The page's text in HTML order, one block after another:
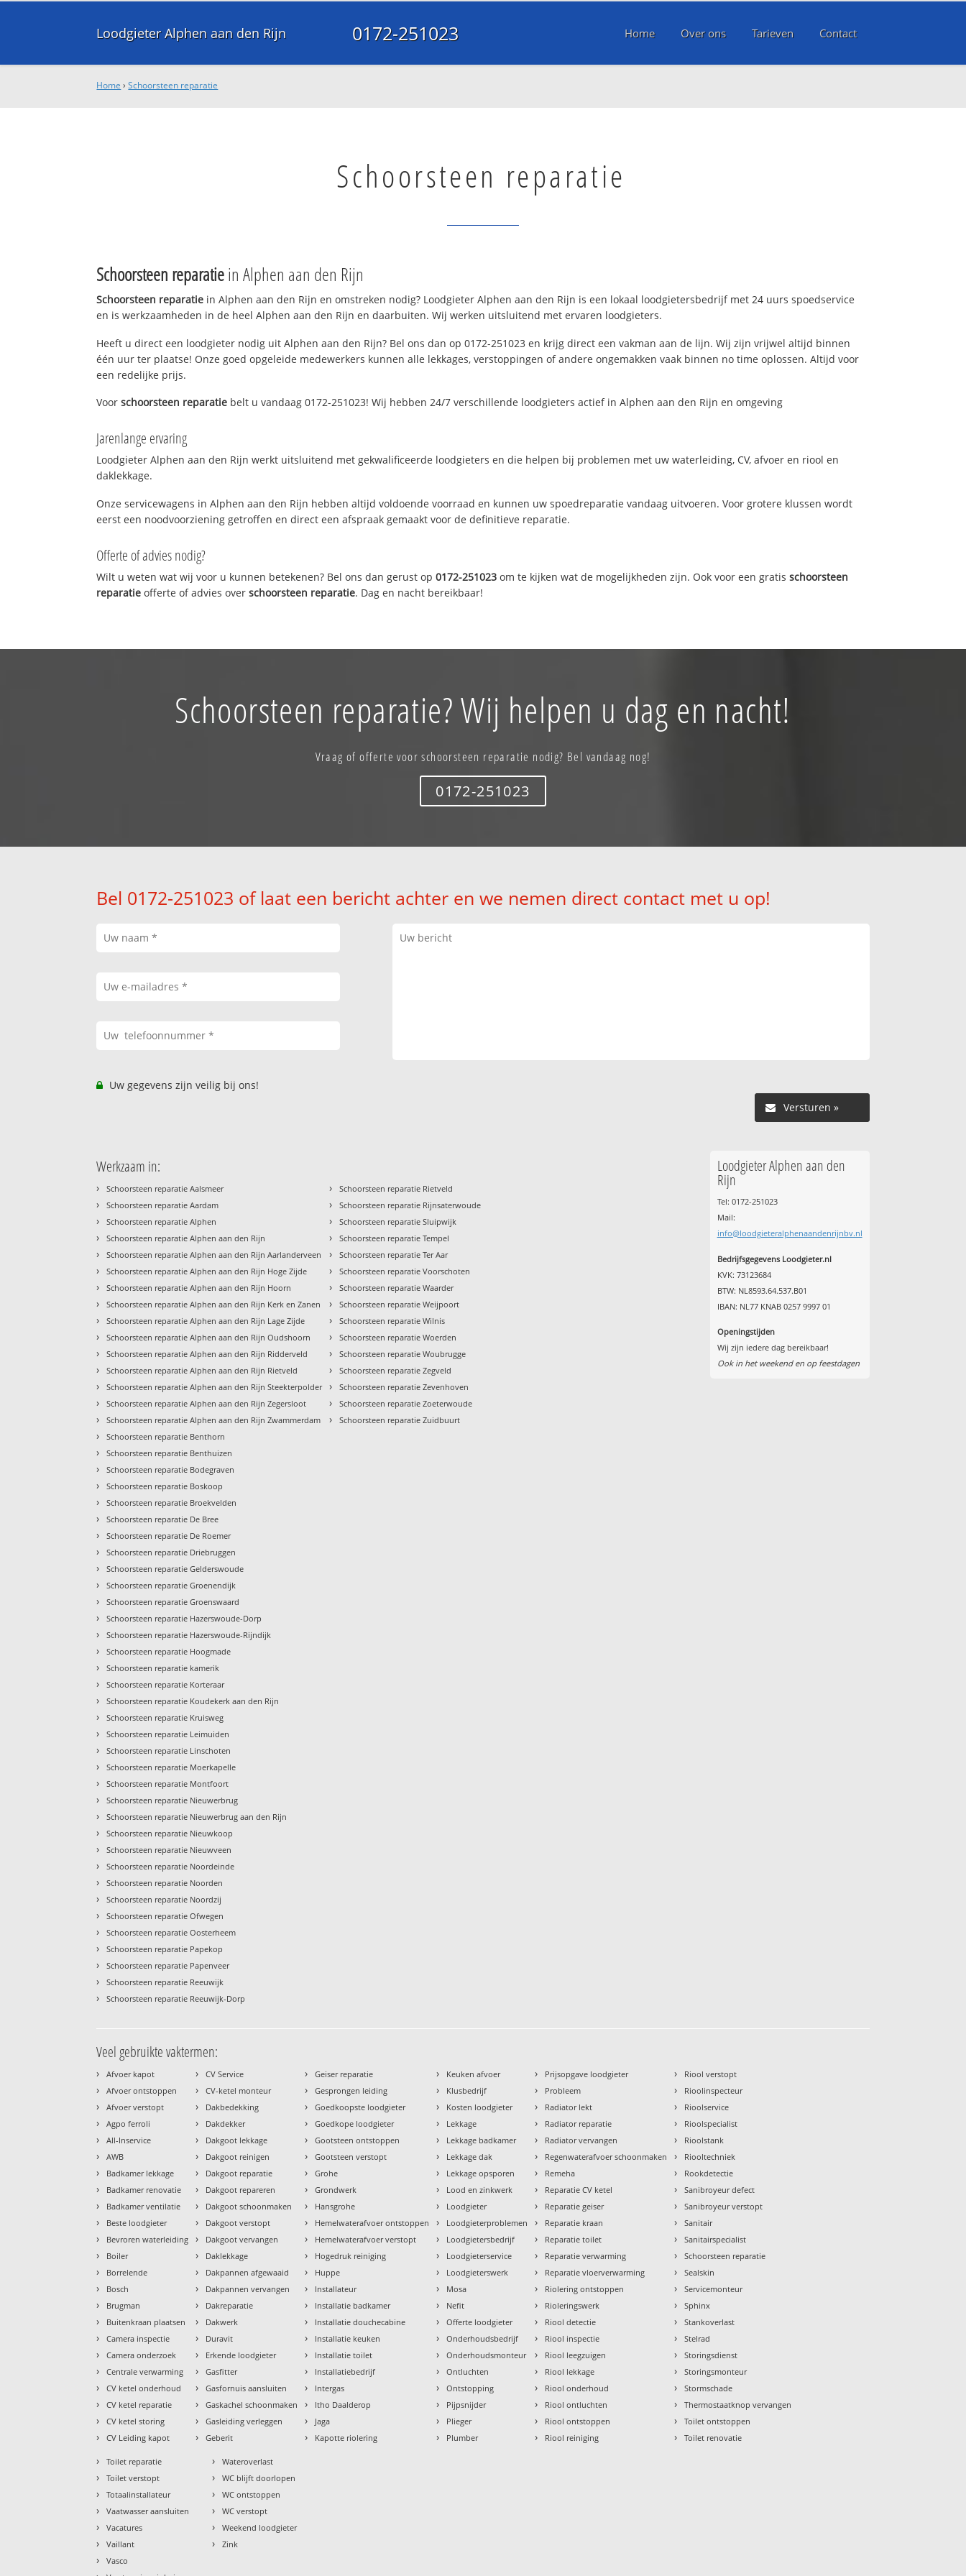
Loodgieter Alphen aan den Rijn 0172-251023 Home Over ons Tarieven Contact
Home ›Schoorsteen reparatie
Schoorsteen reparatie
Schoorsteen reparatiein Alphen aan den Rijn
Schoorsteen reparatie in Alphen aan den Rijn en omstreken nodig? Loodgieter Alphen aan den Rijn is een lokaal loodgietersbedrijf met 24 uurs spoedservice
en is werkzaamheden in de heel Alphen aan den Rijn en daarbuiten. Wij werken uitsluitend met ervaren loodgieters.
Heeft u direct een loodgieter nodig uit Alphen aan den Rijn? Bel ons dan op 0172-251023 en krijg direct een vakman aan de lijn. Wij zijn vrijwel altijd binnen
één uur ter plaatse! Onze goed opgeleide medewerkers kunnen alle lekkages, verstoppingen of andere ongemakken vaak binnen no time oplossen. Altijd voor
een redelijke prijs.
Voorschoorsteen reparatie belt u vandaag 0172-251023! Wij hebben 24/7 verschillende loodgieters actief in Alphen aan den Rijn en omgeving
Jarenlange ervaring
Loodgieter Alphen aan den Rijn werkt uitsluitend met gekwalificeerde loodgieters en die helpen bij problemen met uw waterleiding, CV, afvoer en riool en
daklekkage.
Onze servicewagens in Alphen aan den Rijn hebben altijd voldoende voorraad en kunnen uw spoedreparatie vandaag uitvoeren. Voor grotere klussen wordt
eerst een noodvoorziening getroffen en direct een afspraak gemaakt voor de definitieve reparatie.
Offerte of advies nodig?
Wilt u weten wat wij voor u kunnen betekenen? Bel ons dan gerust op0172-251023 om te kijken wat de mogelijkheden zijn. Ook voor een gratisschoorsteen
reparatie offerte of advies overschoorsteen reparatie. Dag en nacht bereikbaar!
Schoorsteen reparatie? Wij helpen u dag en nacht!
Vraag of offerte voor schoorsteen reparatie nodig? Bel vandaag nog!
0172-251023
Bel 0172-251023 of laat een bericht achter en we nemen direct contact met u op!
Uw gegevens zijn veilig bij ons!
Versturen »
Werkzaam in:
› Schoorsteen reparatie Aalsmeer
› Schoorsteen reparatie Aardam
› Schoorsteen reparatie Alphen
› Schoorsteen reparatie Alphen aan den Rijn
› Schoorsteen reparatie Alphen aan den Rijn Aarlanderveen
› Schoorsteen reparatie Alphen aan den Rijn Hoge Zijde
› Schoorsteen reparatie Alphen aan den Rijn Hoorn
› Schoorsteen reparatie Alphen aan den Rijn Kerk en Zanen
› Schoorsteen reparatie Alphen aan den Rijn Lage Zijde
› Schoorsteen reparatie Alphen aan den Rijn Oudshoorn
› Schoorsteen reparatie Alphen aan den Rijn Ridderveld
› Schoorsteen reparatie Alphen aan den Rijn Rietveld
› Schoorsteen reparatie Alphen aan den Rijn Steekterpolder
› Schoorsteen reparatie Alphen aan den Rijn Zegersloot
› Schoorsteen reparatie Alphen aan den Rijn Zwammerdam
› Schoorsteen reparatie Benthorn
› Schoorsteen reparatie Benthuizen
› Schoorsteen reparatie Bodegraven
› Schoorsteen reparatie Boskoop
› Schoorsteen reparatie Broekvelden
› Schoorsteen reparatie De Bree
› Schoorsteen reparatie De Roemer
› Schoorsteen reparatie Driebruggen
› Schoorsteen reparatie Gelderswoude
› Schoorsteen reparatie Groenendijk
› Schoorsteen reparatie Groenswaard
› Schoorsteen reparatie Hazerswoude-Dorp
› Schoorsteen reparatie Hazerswoude-Rijndijk
› Schoorsteen reparatie Hoogmade
› Schoorsteen reparatie kamerik
› Schoorsteen reparatie Korteraar
› Schoorsteen reparatie Koudekerk aan den Rijn
› Schoorsteen reparatie Kruisweg
› Schoorsteen reparatie Leimuiden
› Schoorsteen reparatie Linschoten
› Schoorsteen reparatie Moerkapelle
› Schoorsteen reparatie Montfoort
› Schoorsteen reparatie Nieuwerbrug
› Schoorsteen reparatie Nieuwerbrug aan den Rijn
› Schoorsteen reparatie Nieuwkoop
› Schoorsteen reparatie Nieuwveen
› Schoorsteen reparatie Noordeinde
› Schoorsteen reparatie Noorden
› Schoorsteen reparatie Noordzij
› Schoorsteen reparatie Ofwegen
› Schoorsteen reparatie Oosterheem
› Schoorsteen reparatie Papekop
› Schoorsteen reparatie Papenveer
› Schoorsteen reparatie Reeuwijk
› Schoorsteen reparatie Reeuwijk-Dorp
› Schoorsteen reparatie Rietveld
› Schoorsteen reparatie Rijnsaterwoude
› Schoorsteen reparatie Sluipwijk
› Schoorsteen reparatie Tempel
› Schoorsteen reparatie Ter Aar
› Schoorsteen reparatie Voorschoten
› Schoorsteen reparatie Waarder
› Schoorsteen reparatie Weijpoort
› Schoorsteen reparatie Wilnis
› Schoorsteen reparatie Woerden
› Schoorsteen reparatie Woubrugge
› Schoorsteen reparatie Zegveld
› Schoorsteen reparatie Zevenhoven
› Schoorsteen reparatie Zoeterwoude
› Schoorsteen reparatie Zuidbuurt
Loodgieter Alphen aan den
Rijn
Tel: 0172-251023
Mail:
info@loodgieteralphenaandenrijnbv.nl
Bedrijfsgegevens Loodgieter.nl
KVK: 73123684
BTW: NL8593.64.537.B01
IBAN: NL77 KNAB 0257 9997 01
Openingstijden
Wij zijn iedere dag bereikbaar!
Ook in het weekend en op feestdagen
Veel gebruikte vaktermen:
› Afvoer kapot
› Afvoer ontstoppen
› Afvoer verstopt
› Agpo ferroli
› All-Inservice
› AWB
› Badkamer lekkage
› Badkamer renovatie
› Badkamer ventilatie
› Beste loodgieter
› Bevroren waterleiding
› Boiler
› Borrelende
› Bosch
› Brugman
› Buitenkraan plaatsen
› Camera inspectie
› Camera onderzoek
› Centrale verwarming
› CV ketel onderhoud
› CV ketel reparatie
› CV ketel storing
› CV Leiding kapot
› CV Service
› CV-ketel monteur
› Dakbedekking
› Dakdekker
› Dakgoot lekkage
› Dakgoot reinigen
› Dakgoot reparatie
› Dakgoot repareren
› Dakgoot schoonmaken
› Dakgoot verstopt
› Dakgoot vervangen
› Daklekkage
› Dakpannen afgewaaid
› Dakpannen vervangen
› Dakreparatie
› Dakwerk
› Duravit
› Erkende loodgieter
› Gasfitter
› Gasfornuis aansluiten
› Gaskachel schoonmaken
› Gasleiding verleggen
› Geberit
› Geiser reparatie
› Gesprongen leiding
› Goedkoopste loodgieter
› Goedkope loodgieter
› Gootsteen ontstoppen
› Gootsteen verstopt
› Grohe
› Grondwerk
› Hansgrohe
› Hemelwaterafvoer ontstoppen
› Hemelwaterafvoer verstopt
› Hogedruk reiniging
› Huppe
› Installateur
› Installatie badkamer
› Installatie douchecabine
› Installatie keuken
› Installatie toilet
› Installatiebedrijf
› Intergas
› Itho Daalderop
› Jaga
› Kapotte riolering
› Keuken afvoer
› Klusbedrijf
› Kosten loodgieter
› Lekkage
› Lekkage badkamer
› Lekkage dak
› Lekkage opsporen
› Lood en zinkwerk
› Loodgieter
› Loodgieterproblemen
› Loodgietersbedrijf
› Loodgieterservice
› Loodgieterswerk
› Mosa
› Nefit
› Offerte loodgieter
› Onderhoudsbedrijf
› Onderhoudsmonteur
› Ontluchten
› Ontstopping
› Pijpsnijder
› Plieger
› Plumber
› Prijsopgave loodgieter
› Probleem
› Radiator lekt
› Radiator reparatie
› Radiator vervangen
› Regenwaterafvoer schoonmaken
› Remeha
› Reparatie CV ketel
› Reparatie geiser
› Reparatie kraan
› Reparatie toilet
› Reparatie verwarming
› Reparatie vloerverwarming
› Riolering ontstoppen
› Rioleringswerk
› Riool detectie
› Riool inspectie
› Riool leegzuigen
› Riool lekkage
› Riool onderhoud
› Riool ontluchten
› Riool ontstoppen
› Riool reiniging
› Riool verstopt
› Rioolinspecteur
› Rioolservice
› Rioolspecialist
› Rioolstank
› Riooltechniek
› Rookdetectie
› Sanibroyeur defect
› Sanibroyeur verstopt
› Sanitair
› Sanitairspecialist
› Schoorsteen reparatie
› Sealskin
› Servicemonteur
› Sphinx
› Stankoverlast
› Stelrad
› Storingsdienst
› Storingsmonteur
› Stormschade
› Thermostaatknop vervangen
› Toilet ontstoppen
› Toilet renovatie
› Toilet reparatie
› Toilet verstopt
› Totaalinstallateur
› Vaatwasser aansluiten
› Vacatures
› Vaillant
› Vasco
› Wateroverlast
› WC blijft doorlopen
› WC ontstoppen
› WC verstopt
› Weekend loodgieter
› Zink